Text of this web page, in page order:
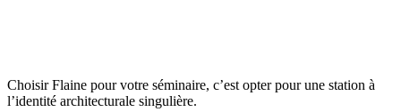
Choisir Flaine pour votre séminaire, c’est opter pour une station à
l’identité architecturale singulière.